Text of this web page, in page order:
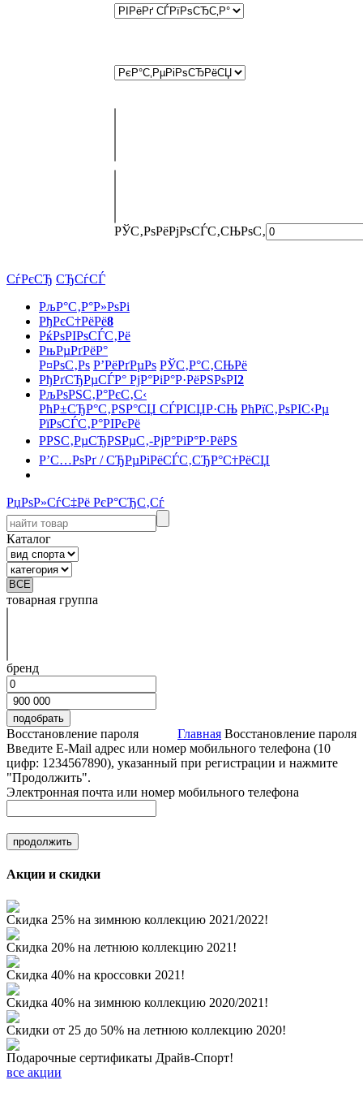
РЎС‚РѕРёРјРѕСЃС‚СЊРѕС‚
СѓРєСЂ СЂСѓСЃ
РљР°С‚Р°Р»РѕРі
РђРєС†РёРё8
РќРѕРІРѕСЃС‚Рё
РњРµРґРёР°
Р¤РѕС‚Рѕ Р’РёРґРµРѕ РЎС‚Р°С‚СЊРё
РђРґСЂРµСЃР° РјР°РіР°Р·РёРЅРѕРІ2
РљРѕРЅС‚Р°РєС‚С‹
РћР±СЂР°С‚РЅР°СЏ СЃРІСЏР·СЊ РћРїС‚РѕРІС‹Рµ
РїРѕСЃС‚Р°РІРєРё
РРЅС‚РµСЂРЅРµС‚-РјР°РіР°Р·РёРЅ
Р’С…РѕРґ / СЂРµРіРёСЃС‚СЂР°С†РёСЏ
РџРѕР»СѓС‡Рё РєР°СЂС‚Сѓ
Каталог
товарная группа
бренд
Восстановление пароля Главная Восстановление пароля
Введите E-Mail адрес или номер мобильного телефона (10
цифр: 1234567890), указанный при регистрации и нажмите
"Продолжить".
Электронная почта или номер мобильного телефона
Акции и скидки
Скидка 25% на зимнюю коллекцию 2021/2022!
Скидка 20% на летнюю коллекцию 2021!
Скидка 40% на кроссовки 2021!
Скидка 40% на зимнюю коллекцию 2020/2021!
Скидки от 25 до 50% на летнюю коллекцию 2020!
Подарочные сертификаты Драйв-Спорт!
все акции